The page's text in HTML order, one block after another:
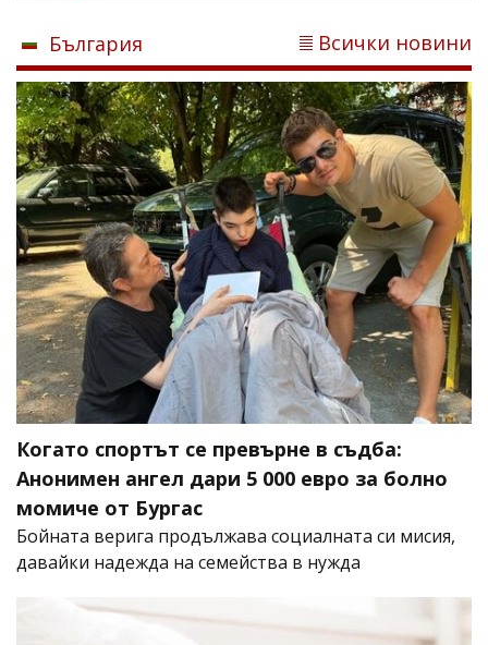
България Всички новини
Когато спортът се превърне в съдба:
Анонимен ангел дари 5 000 евро за болно
момиче от Бургас
Бойната верига продължава социалната си мисия,
давайки надежда на семейства в нужда